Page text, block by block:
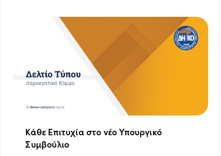
Κάθε Επιτυχία στο νέο Υπουργικό
Συμβούλιο